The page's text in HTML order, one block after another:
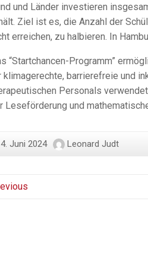
und Länder investieren
Ziel ist es, die Anzahl der
erreichen, zu halbieren. In
“Startchancen-Programm”
klimagerechte, barrierefreie und
Personals
Leseförderung und
4. Juni 2024 Leonard Judt